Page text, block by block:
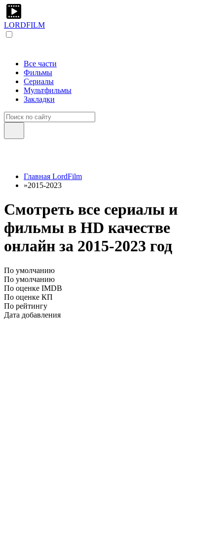
LORDFILM
Все части
Фильмы
Сериалы
Мультфильмы
Закладки
Главная LordFilm
»2015-2023
Смотреть все сериалы и
фильмы в HD качестве
онлайн за 2015-2023 год
По умолчанию
По умолчанию
По оценке IMDB
По оценке КП
По рейтингу
Дата добавления